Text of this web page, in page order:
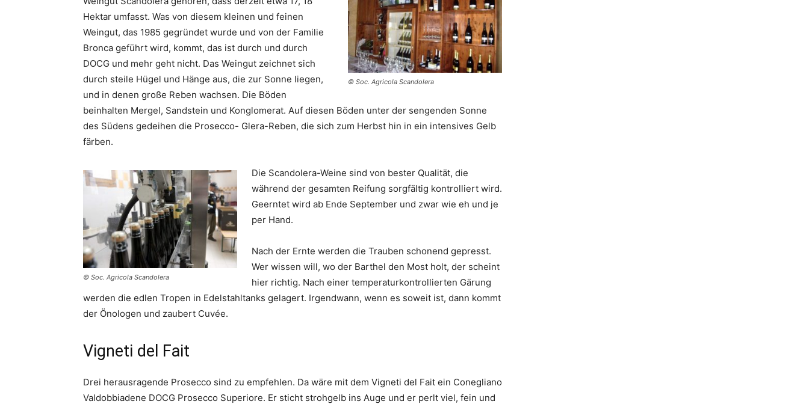
© Soc. Agricola Scandolera
Hektar umfasst. Was von diesem kleinen und feinen
Weingut, das 1985 gegründet wurde und von der Familie
Bronca geführt wird, kommt, das ist durch und durch
DOCG und mehr geht nicht. Das Weingut zeichnet sich
durch steile Hügel und Hänge aus, die zur Sonne liegen,
und in denen große Reben wachsen. Die Böden
beinhalten Mergel, Sandstein und Konglomerat. Auf diesen Böden unter der sengenden Sonne
des Südens gedeihen die Prosecco- Glera-Reben, die sich zum Herbst hin in ein intensives Gelb
färben.
© Soc. Agricola Scandolera
Die Scandolera-Weine sind von bester Qualität, die
während der gesamten Reifung sorgfältig kontrolliert wird.
Geerntet wird ab Ende September und zwar wie eh und je
per Hand.
Nach der Ernte werden die Trauben schonend gepresst.
Wer wissen will, wo der Barthel den Most holt, der scheint
hier richtig. Nach einer temperaturkontrollierten Gärung
werden die edlen Tropen in Edelstahltanks gelagert. Irgendwann, wenn es soweit ist, dann kommt
der Önologen und zaubert Cuvée.
Vigneti del Fait
Drei herausragende Prosecco sind zu empfehlen. Da wäre mit dem Vigneti del Fait ein Conegliano
Valdobbiadene DOCG Prosecco Superiore. Er sticht strohgelb ins Auge und er perlt viel, fein und